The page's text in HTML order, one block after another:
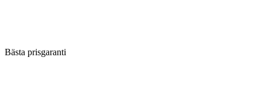
Bästa prisgaranti